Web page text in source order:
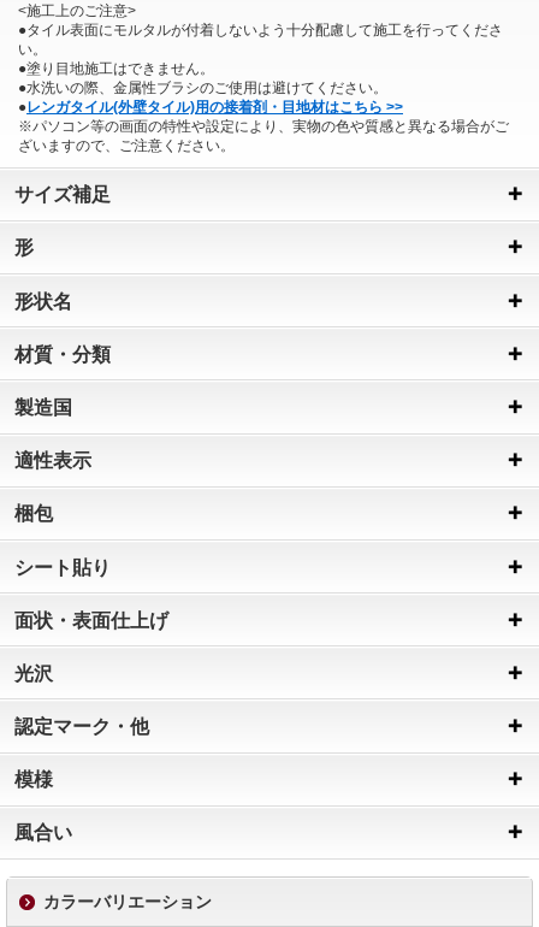
<施工上のご注意>
●タイル表面にモルタルが付着しないよう十分配慮して施工を行ってくださ
い。
●塗り目地施工はできません。
●水洗いの際、金属性ブラシのご使用は避けてください。
●レンガタイル(外壁タイル)用の接着剤・目地材はこちら >>
※パソコン等の画面の特性や設定により、実物の色や質感と異なる場合がご
ざいますので、ご注意ください。
サイズ補足
形
形状名
材質・分類
製造国
適性表示
梱包
シート貼り
面状・表面仕上げ
光沢
認定マーク・他
模様
風合い
カラーバリエーション